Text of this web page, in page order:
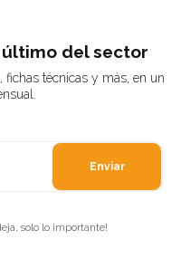
del sector
fichas técnicas y más, en un
Enviar
solo lo importante!